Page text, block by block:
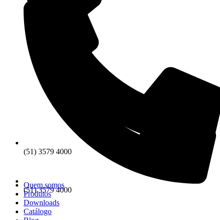
(51) 3579 4000
(51) 3579 4000
Quem somos
Produtos
Downloads
Catálogo